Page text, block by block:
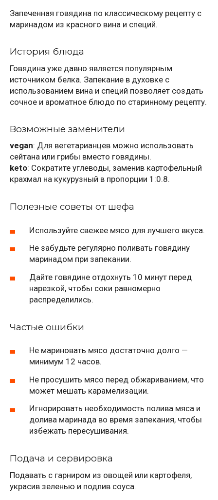
Запеченная говядина по классическому рецепту с
маринадом из красного вина и специй.
История блюда
Говядина уже давно является популярным
источником белка. Запекание в духовке с
использованием вина и специй позволяет создать
сочное и ароматное блюдо по старинному рецепту.
Возможные заменители
vegan: Для вегетарианцев можно использовать
сейтана или грибы вместо говядины.
keto: Сократите углеводы, заменив картофельный
крахмал на кукурузный в пропорции 1:0.8.
Полезные советы от шефа
Используйте свежее мясо для лучшего вкуса.
Не забудьте регулярно поливать говядину
маринадом при запекании.
Дайте говядине отдохнуть 10 минут перед
нарезкой, чтобы соки равномерно
распределились.
Частые ошибки
Не мариновать мясо достаточно долго —
минимум 12 часов.
Не просушить мясо перед обжариванием, что
может мешать карамелизации.
Игнорировать необходимость полива мяса и
долива маринада во время запекания, чтобы
избежать пересушивания.
Подача и сервировка
Подавать с гарниром из овощей или картофеля,
украсив зеленью и подлив соуса.